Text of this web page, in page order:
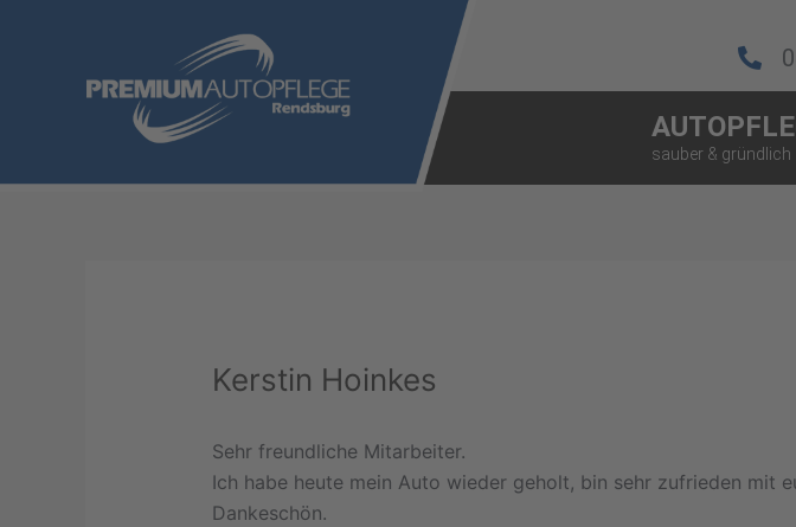
Kerstin Hoinkes
Sehr freundliche Mitarbeiter.
Ich habe heute mein Auto wieder geholt, bin sehr zufrieden mit
Dankeschön.